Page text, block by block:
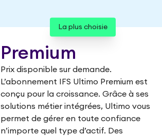
La plus choisie
Premium
Prix disponible sur demande.
L’abonnement IFS Ultimo Premium est
conçu pour la croissance. Grâce à ses
solutions métier intégrées, Ultimo vous
permet de gérer en toute confiance
n’importe quel type d’actif. Des